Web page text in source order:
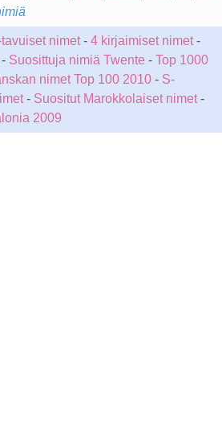
tavuiset nimet- 4 kirjaimiset nimet-
Suosittuja nimiä Twente - Top 1000
nimet Top 100 2010- S-
- Suositut Marokkolaiset nimet-
2009